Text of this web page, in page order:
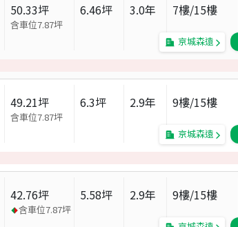
50.33坪
含車位7.87坪
6.46坪 3.0年 7樓/15樓
京城森遠
49.21坪
含車位7.87坪
6.3坪 2.9年 9樓/15樓
京城森遠
42.76坪
含車位7.87坪
5.58坪 2.9年 9樓/15樓